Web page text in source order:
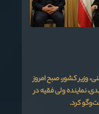
وزیر کشور، صبح امروز
نورمفیدی، نماینده ولی فقیه در
کرد.